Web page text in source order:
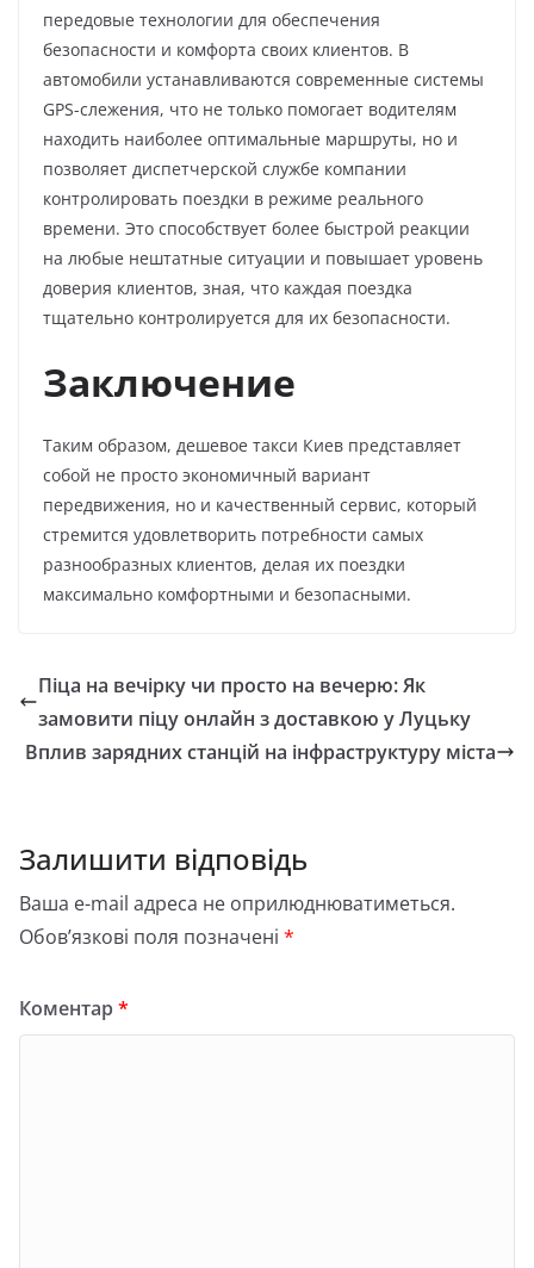
передовые технологии для обеспечения
безопасности и комфорта своих клиентов. В
автомобили устанавливаются современные системы
GPS-слежения, что не только помогает водителям
находить наиболее оптимальные маршруты, но и
позволяет диспетчерской службе компании
контролировать поездки в режиме реального
времени. Это способствует более быстрой реакции
на любые нештатные ситуации и повышает уровень
доверия клиентов, зная, что каждая поездка
тщательно контролируется для их безопасности.
Заключение
Таким образом, дешевое такси Киев представляет
собой не просто экономичный вариант
передвижения, но и качественный сервис, который
стремится удовлетворить потребности самых
разнообразных клиентов, делая их поездки
максимально комфортными и безопасными.
Піца на вечірку чи просто на вечерю: Як
замовити піцу онлайн з доставкою у Луцьку
Вплив зарядних станцій на інфраструктуру міста
Залишити відповідь
Ваша e-mail адреса не оприлюднюватиметься.
Обов’язкові поля позначені *
Коментар*